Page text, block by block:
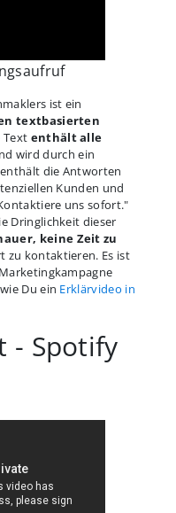
ist ein
textbasierten
Text enthält alle
wird durch ein
die Antworten
Kunden und
uns sofort."
Dringlichkeit dieser
keine Zeit zu
zu kontaktieren. Es ist
Du ein Erklärvideo in
- Spotify